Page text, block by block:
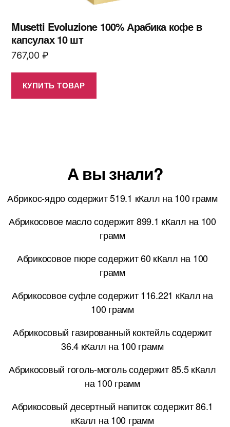
Musetti Evoluzione 100% Арабика кофе в
капсулах 10 шт
767,00 ₽
КУПИТЬ ТОВАР
А вы знали?
Абрикос-ядро содержит 519.1 кКалл на 100 грамм
Абрикосовое масло содержит 899.1 кКалл на 100
грамм
Абрикосовое пюре содержит 60 кКалл на 100
грамм
Абрикосовое суфле содержит 116.221 кКалл на
100 грамм
Абрикосовый газированный коктейль содержит
36.4 кКалл на 100 грамм
Абрикосовый гоголь-моголь содержит 85.5 кКалл
на 100 грамм
Абрикосовый десертный напиток содержит 86.1
кКалл на 100 грамм